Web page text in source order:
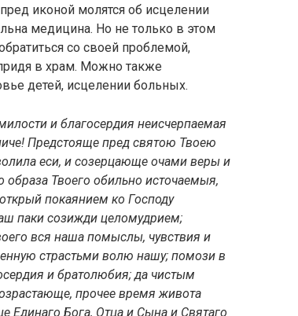
иконой молятся об исцелении
медицина. Но не только в этом
со своей проблемой,
в храм. Можно также
детей, исцелении больных.
и благосердия неисчерпаемая
Предстояще пред святою Твоею
еси, и созерцающе очами веры и
образа Твоего обильно источаемыя,
покаянием ко Господу
паки созижди целомудрием;
вся наша помыслы, чувствия и
страстьми волю нашу; помози в
и братолюбия; да чистым
прочее время живота
Бога, Отца и Сына и Святаго